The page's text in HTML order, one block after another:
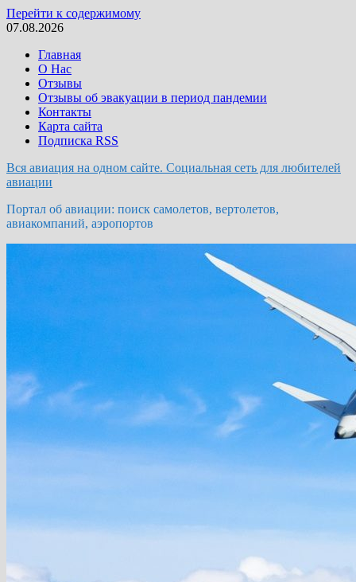
Перейти к содержимому
07.08.2026
Главная
О Нас
Отзывы
Отзывы об эвакуации в период пандемии
Контакты
Карта сайта
Подписка RSS
Вся авиация на одном сайте. Социальная сеть для любителей
авиации
Портал об авиации: поиск самолетов, вертолетов,
авиакомпаний, аэропортов